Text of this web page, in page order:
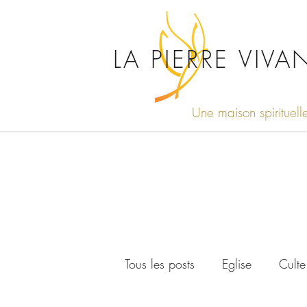
LA PIERRE
Une maison
Tous les posts Eglise